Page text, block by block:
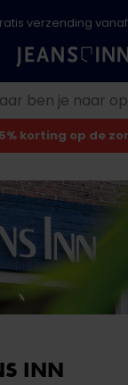
verzending
korting op de
INN